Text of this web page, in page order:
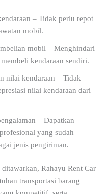
– Tidak perlu repot
mobil.
mobil – Menghindari
kendaraan sendiri.
nilai kendaraan – Tidak
nilai kendaraan dari
– Dapatkan
yang sudah
jenis pengiriman.
Rahayu Rent Car
transportasi barang